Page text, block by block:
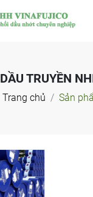
DẦU TRUYỀN
Trang chủ Sản